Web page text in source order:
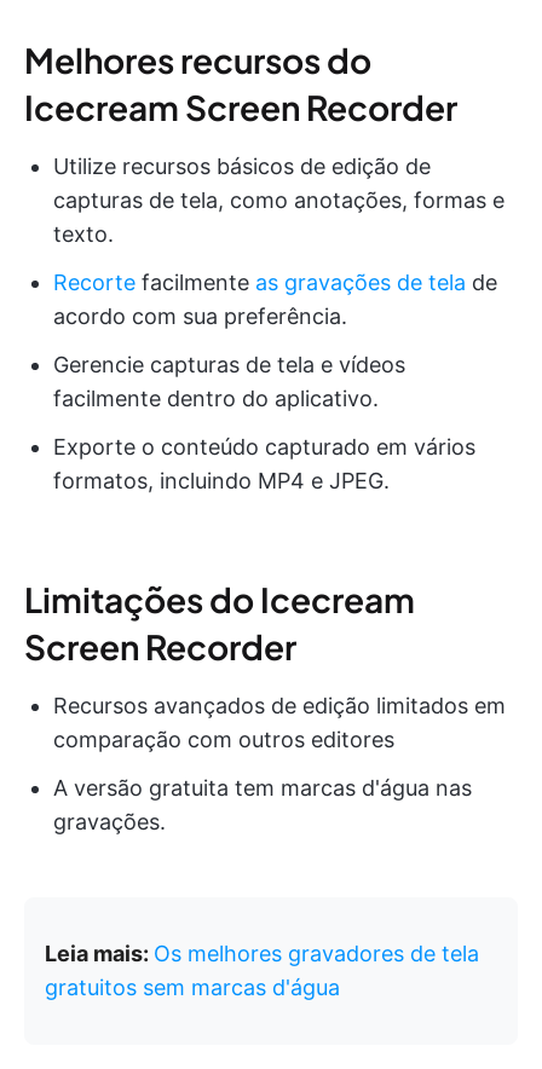
Melhores recursos do
Icecream Screen Recorder
Utilize recursos básicos de edição de
capturas de tela, como anotações, formas e
texto.
Recorte facilmente as gravações de tela de
acordo com sua preferência.
Gerencie capturas de tela e vídeos
facilmente dentro do aplicativo.
Exporte o conteúdo capturado em vários
formatos, incluindo MP4 e JPEG.
Limitações do Icecream
Screen Recorder
Recursos avançados de edição limitados em
comparação com outros editores
A versão gratuita tem marcas d'água nas
gravações.
Leia mais: Os melhores gravadores de tela
gratuitos sem marcas d'água